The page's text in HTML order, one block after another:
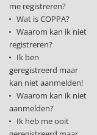
me registreren?
Wat is COPPA?
Waarom kan ik niet
registreren?
Ik ben
geregistreerd maar
kan niet aanmelden!
Waarom kan ik niet
aanmelden?
Ik heb me ooit